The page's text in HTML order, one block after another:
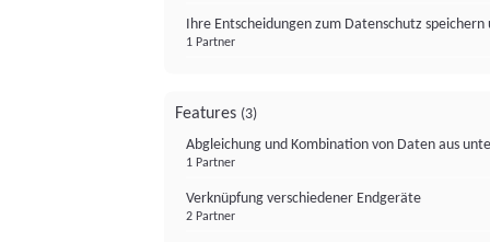
Ihre Entscheidungen zum Datenschutz
1 Partner
Features (3)
Abgleichung und Kombination von Daten aus
1 Partner
Verknüpfung verschiedener Endgeräte
2 Partner